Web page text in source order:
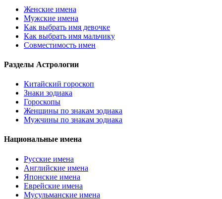
Женские имена
Мужские имена
Как выбрать имя девочке
Как выбрать имя мальчику
Совместимость имен
Разделы Астрологии
Китайский гороскоп
Знаки зодиака
Гороскопы
Женщины по знакам зодиака
Мужчины по знакам зодиака
Национальные имена
Русские имена
Английские имена
Японские имена
Еврейские имена
Мусульманские имена